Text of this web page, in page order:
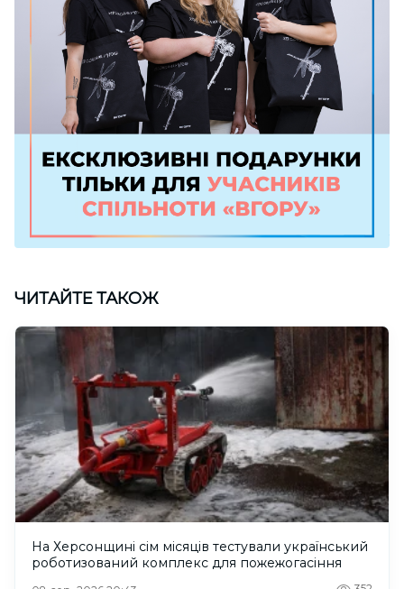
ЧИТАЙТЕ ТАКОЖ
На Херсонщині сім місяців тестували український
роботизований комплекс для пожежогасіння